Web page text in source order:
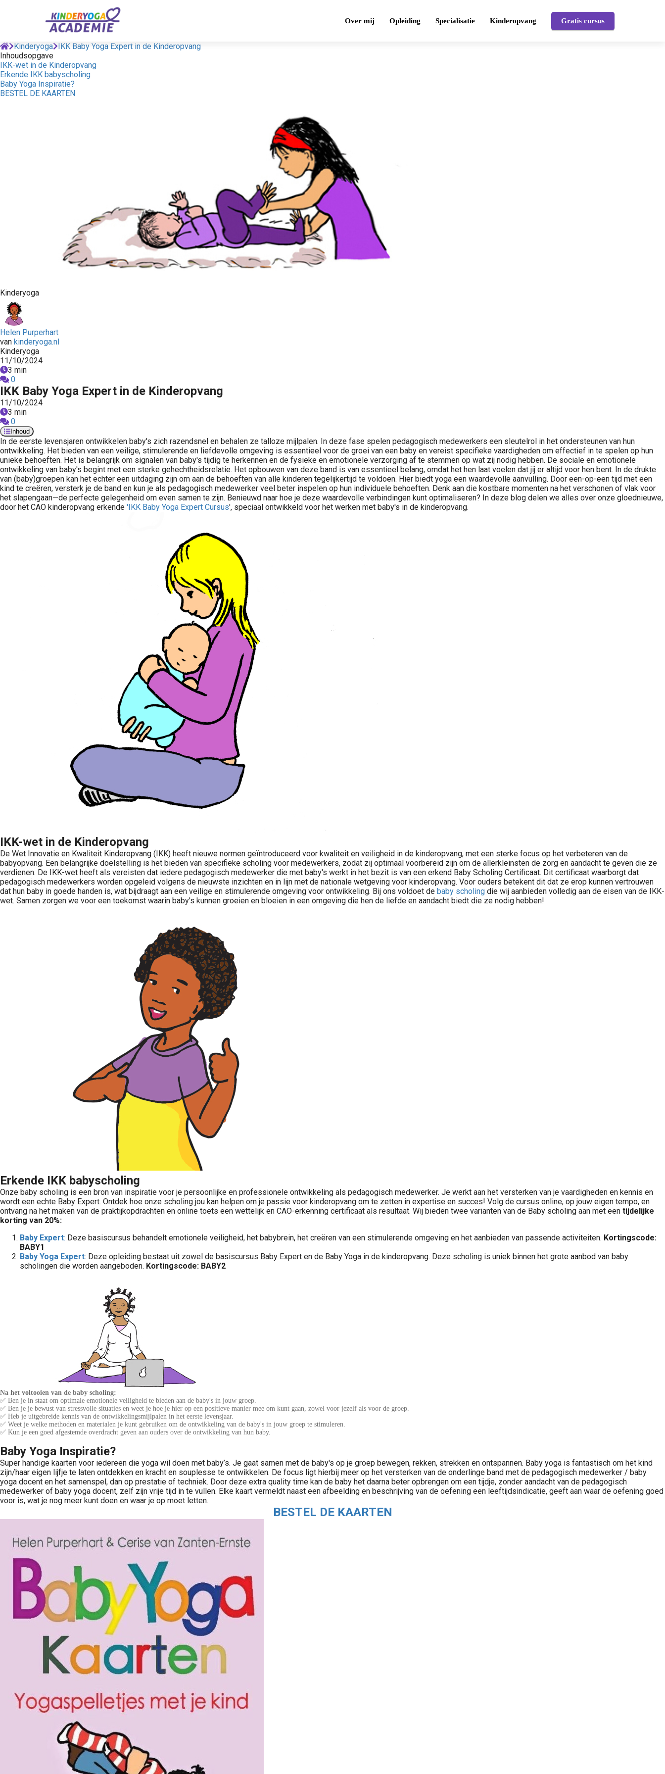
Over mij Opleiding Specialisatie Kinderopvang Gratis cursus
Kinderyoga IKK Baby Yoga Expert in de Kinderopvang
Inhoudsopgave
IKK-wet in de Kinderopvang
Erkende IKK babyscholing
Baby Yoga Inspiratie?
BESTEL DE KAARTEN
Kinderyoga
Helen Purperhart
van kinderyoga.nl
Kinderyoga
11/10/2024
3 min
0
IKK Baby Yoga Expert in de Kinderopvang
11/10/2024
3 min
0
Inhoud
In de eerste levensjaren ontwikkelen baby's zich razendsnel en behalen ze talloze mijlpalen. In deze fase spelen pedagogisch medewerkers een sleutelrol in het ondersteunen van hun
ontwikkeling. Het bieden van een veilige, stimulerende en liefdevolle omgeving is essentieel voor de groei van een baby en vereist specifieke vaardigheden om effectief in te spelen op hun
unieke behoeften. Het is belangrijk om signalen van baby's tijdig te herkennen en de fysieke en emotionele verzorging af te stemmen op wat zij nodig hebben. De sociale en emotionele
ontwikkeling van baby's begint met een sterke gehechtheidsrelatie. Het opbouwen van deze band is van essentieel belang, omdat het hen laat voelen dat jij er altijd voor hen bent. In de drukte
van (baby)groepen kan het echter een uitdaging zijn om aan de behoeften van alle kinderen tegelijkertijd te voldoen. Hier biedt yoga een waardevolle aanvulling. Door een-op-een tijd met een
kind te creëren, versterk je de band en kun je als pedagogisch medewerker veel beter inspelen op hun individuele behoeften. Denk aan die kostbare momenten na het verschonen of vlak voor
het slapengaan—de perfecte gelegenheid om even samen te zijn. Benieuwd naar hoe je deze waardevolle verbindingen kunt optimaliseren? In deze blog delen we alles over onze gloednieuwe,
door het CAO kinderopvang erkende 'IKK Baby Yoga Expert Cursus', speciaal ontwikkeld voor het werken met baby's in de kinderopvang.
IKK-wet in de Kinderopvang
De Wet Innovatie en Kwaliteit Kinderopvang (IKK) heeft nieuwe normen geïntroduceerd voor kwaliteit en veiligheid in de kinderopvang, met een sterke focus op het verbeteren van de
babyopvang. Een belangrijke doelstelling is het bieden van specifieke scholing voor medewerkers, zodat zij optimaal voorbereid zijn om de allerkleinsten de zorg en aandacht te geven die ze
verdienen. De IKK-wet heeft als vereisten dat iedere pedagogisch medewerker die met baby's werkt in het bezit is van een erkend Baby Scholing Certificaat. Dit certificaat waarborgt dat
pedagogisch medewerkers worden opgeleid volgens de nieuwste inzichten en in lijn met de nationale wetgeving voor kinderopvang. Voor ouders betekent dit dat ze erop kunnen vertrouwen
dat hun baby in goede handen is, wat bijdraagt aan een veilige en stimulerende omgeving voor ontwikkeling. Bij ons voldoet de baby scholing die wij aanbieden volledig aan de eisen van de IKK-
wet. Samen zorgen we voor een toekomst waarin baby's kunnen groeien en bloeien in een omgeving die hen de liefde en aandacht biedt die ze nodig hebben!
Erkende IKK babyscholing
Onze baby scholing is een bron van inspiratie voor je persoonlijke en professionele ontwikkeling als pedagogisch medewerker. Je werkt aan het versterken van je vaardigheden en kennis en
wordt een echte Baby Expert. Ontdek hoe onze scholing jou kan helpen om je passie voor kinderopvang om te zetten in expertise en succes! Volg de cursus online, op jouw eigen tempo, en
ontvang na het maken van de praktijkopdrachten en online toets een wettelijk en CAO-erkenning certificaat als resultaat. Wij bieden twee varianten van de Baby scholing aan met een tijdelijke
korting van 20%:
Baby Expert: Deze basiscursus behandelt emotionele veiligheid, het babybrein, het creëren van een stimulerende omgeving en het aanbieden van passende activiteiten. Kortingscode:
BABY1
Baby Yoga Expert: Deze opleiding bestaat uit zowel de basiscursus Baby Expert en de Baby Yoga in de kinderopvang. Deze scholing is uniek binnen het grote aanbod van baby
scholingen die worden aangeboden. Kortingscode: BABY2
Na het voltooien van de baby scholing:
✅ Ben je in staat om optimale emotionele veiligheid te bieden aan de baby's in jouw groep.
✅ Ben je je bewust van stressvolle situaties en weet je hoe je hier op een positieve manier mee om kunt gaan, zowel voor jezelf als voor de groep.
✅ Heb je uitgebreide kennis van de ontwikkelingsmijlpalen in het eerste levensjaar.
✅ Weet je welke methoden en materialen je kunt gebruiken om de ontwikkeling van de baby's in jouw groep te stimuleren.
✅ Kun je een goed afgestemde overdracht geven aan ouders over de ontwikkeling van hun baby.
Baby Yoga Inspiratie?
Super handige kaarten voor iedereen die yoga wil doen met baby’s. Je gaat samen met de baby's op je groep bewegen, rekken, strekken en ontspannen. Baby yoga is fantastisch om het kind
zijn/haar eigen lijfje te laten ontdekken en kracht en souplesse te ontwikkelen. De focus ligt hierbij meer op het versterken van de onderlinge band met de pedagogisch medewerker / baby
yoga docent en het samenspel, dan op prestatie of techniek. Door deze extra quality time kan de baby het daarna beter opbrengen om een tijdje, zonder aandacht van de pedagogisch
medewerker of baby yoga docent, zelf zijn vrije tijd in te vullen. Elke kaart vermeldt naast een afbeelding en beschrijving van de oefening een leeftijdsindicatie, geeft aan waar de oefening goed
voor is, wat je nog meer kunt doen en waar je op moet letten.
BESTEL DE KAARTEN